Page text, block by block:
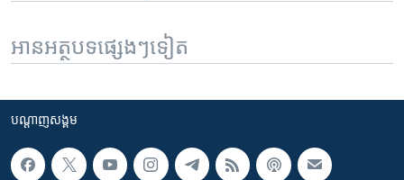
អានអត្ថបទផ្សេងៗទៀត
បណ្តាញ​សង្គម